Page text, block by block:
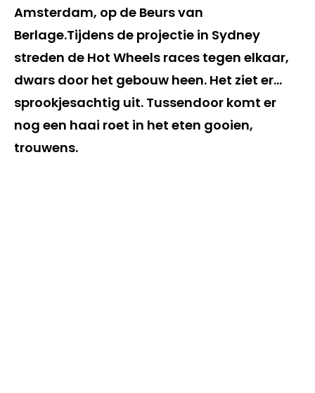
Amsterdam, op de Beurs van
Berlage.Tijdens de projectie in Sydney
streden de Hot Wheels races tegen elkaar,
dwars door het gebouw heen. Het ziet er…
sprookjesachtig uit. Tussendoor komt er
nog een haai roet in het eten gooien,
trouwens.